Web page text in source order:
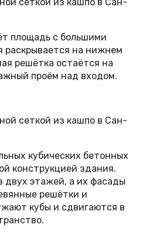
площадь с большими
раскрывается на нижнем
решётка остаётся на
проём над входом.
кубических бетонных
конструкцией здания.
двух этажей, а их фасады
решётки и
кубы и сдвигаются в